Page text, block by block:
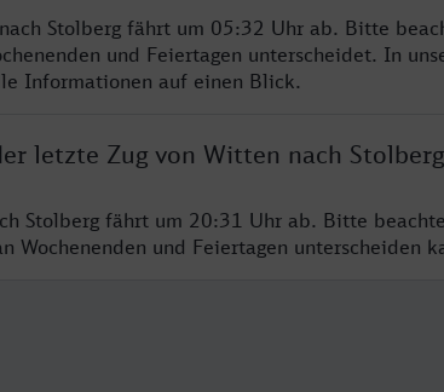
Stolberg fährt um 05:32 Uhr ab. Bitte
und Feiertagen unterscheidet. In
Informationen auf einen Blick.
letzte Zug von Witten nach
Stolberg fährt um 20:31 Uhr ab. Bitte
Wochenenden und Feiertagen unterscheiden